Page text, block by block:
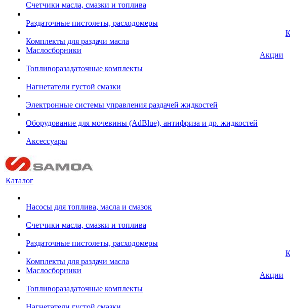
Счетчики масла, смазки и топлива
Раздаточные пистолеты, расходомеры
Комплекты для раздачи масла
Маслосборники
Топливоразадаточные комплекты
Нагнетатели густой смазки
Электронные системы управления раздачей жидкостей
Оборудование для мочевины (AdBlue), антифриза и др. жидкостей
Аксессуары
Акции
Каталог
Насосы для топлива, масла и смазок
Счетчики масла, смазки и топлива
Раздаточные пистолеты, расходомеры
Комплекты для раздачи масла
Маслосборники
Топливоразадаточные комплекты
Акции